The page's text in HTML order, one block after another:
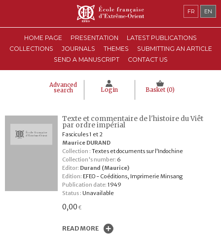
HOME PAGE PRESENTATION
LATEST PUBLICATIONS
COLLECTIONS
JOURNALS THEMES
SUBMITTING AN ARTICLE
SEND A MANUSCRIPT
CONTACT US
Advanced
search Login Basket (0)
FR EN
Texte et commentaire de l'histoire du Viêt
par ordre impérial
Fascicules 1 et 2
Maurice DURAND
Collection : Textes et documents sur l'Indochine
Collection's number: 6
Editor: Durand (Maurice)
Edition: EFEO - Coéditions, Imprimerie Minsang
Publication date: 1949
Status : Unavailable
0,00 €
READ MORE